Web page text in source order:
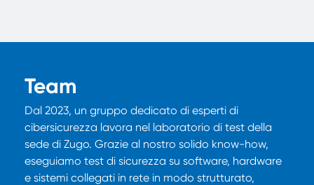
Team
Dal 2023, un gruppo dedicato di esperti di
cibersicurezza lavora nel laboratorio di test della
sede di Zugo. Grazie al nostro solido know-how,
eseguiamo test di sicurezza su software, hardware
e sistemi collegati in rete in modo strutturato,